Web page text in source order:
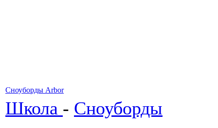
Сноуборды Arbor
Школа - Сноуборды